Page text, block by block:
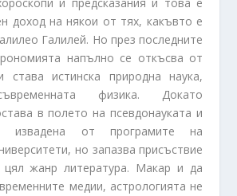
доход на някои от тях, какъвто е
Галилей. Но през последните
напълно се откъсва от
става истинска природна наука,
физика. Докато
в полето на псевдонауката и
извадена от програмите на
но запазва присъствие
жанр литература. Макар и да
медии, астрологията не